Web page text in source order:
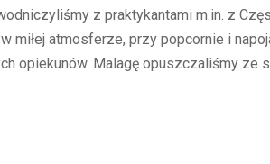
z praktykantami m.in. z
miłej atmosferze, przy popcornie i
opiekunów. Malagę opuszczaliśmy ze